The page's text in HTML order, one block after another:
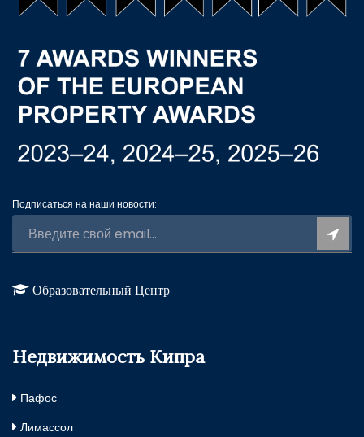
Подписаться на наши новости:
Образовательный Центр
Недвижимость Кипра
Пафос
Лимассол